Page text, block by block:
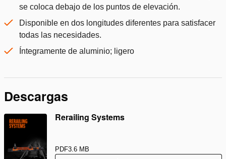
se coloca debajo de los puntos de elevación.
Disponible en dos longitudes diferentes para satisfacer
todas las necesidades.
Íntegramente de aluminio; ligero
Descargas
Rerailing Systems
PDF3.6 MB